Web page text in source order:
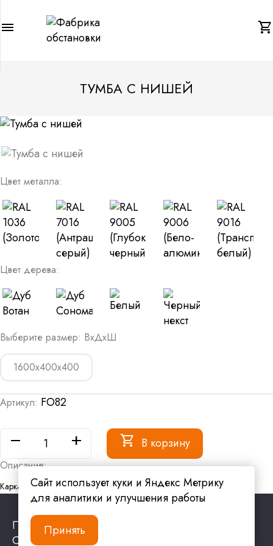
menu shopping_cart
ТУМБА С НИШЕЙ
Цвет металла:
Цвет дерева:
Выберите размер: ВxДxШ
1600х400х400
Артикул: FO82
remove add shopping_cart В корзину
Описание:
Каркас - тр 15х15, металлическая ниша
Сайт использует куки и Яндекс Метрику
для аналитики и улучшения работы
Принять
Политика обработки персональных данных
Согласие на обработку персональных данных